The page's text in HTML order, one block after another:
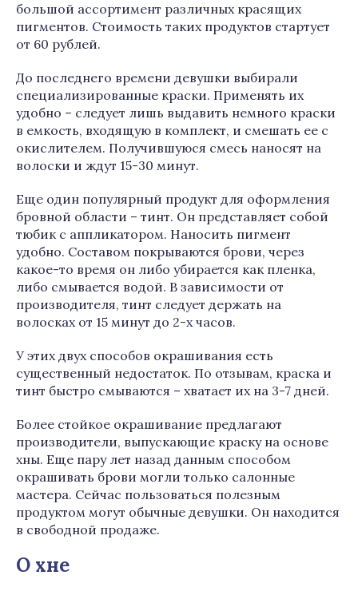
большой ассортимент различных красящих
пигментов. Стоимость таких продуктов стартует
от 60 рублей.
До последнего времени девушки выбирали
специализированные краски. Применять их
удобно – следует лишь выдавить немного краски
в емкость, входящую в комплект, и смешать ее с
окислителем. Получившуюся смесь наносят на
волоски и ждут 15-30 минут.
Еще один популярный продукт для оформления
бровной области – тинт. Он представляет собой
тюбик с аппликатором. Наносить пигмент
удобно. Составом покрываются брови, через
какое-то время он либо убирается как пленка,
либо смывается водой. В зависимости от
производителя, тинт следует держать на
волосках от 15 минут до 2-х часов.
У этих двух способов окрашивания есть
существенный недостаток. По отзывам, краска и
тинт быстро смываются – хватает их на 3-7 дней.
Более стойкое окрашивание предлагают
производители, выпускающие краску на основе
хны. Еще пару лет назад данным способом
окрашивать брови могли только салонные
мастера. Сейчас пользоваться полезным
продуктом могут обычные девушки. Он находится
в свободной продаже.
О хне